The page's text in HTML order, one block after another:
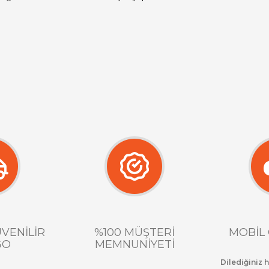
%100 MÜŞTERİ
MEMNUNİYETİ
MOBİL
Dilediğiniz